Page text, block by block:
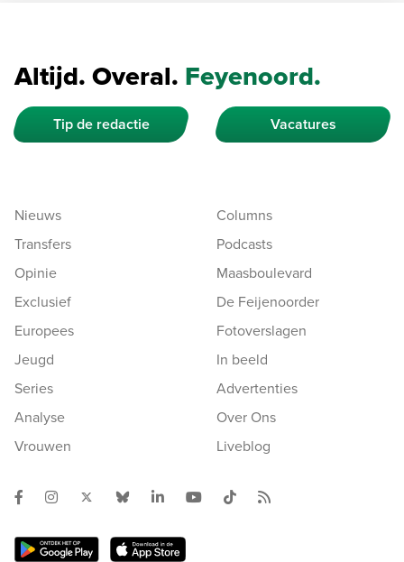
Altijd. Overal. Feyenoord.
Tip de redactie Vacatures
Nieuws
Transfers
Opinie
Exclusief
Europees
Jeugd
Series
Analyse
Vrouwen
Columns
Podcasts
Maasboulevard
De Feijenoorder
Fotoverslagen
In beeld
Advertenties
Over Ons
Liveblog